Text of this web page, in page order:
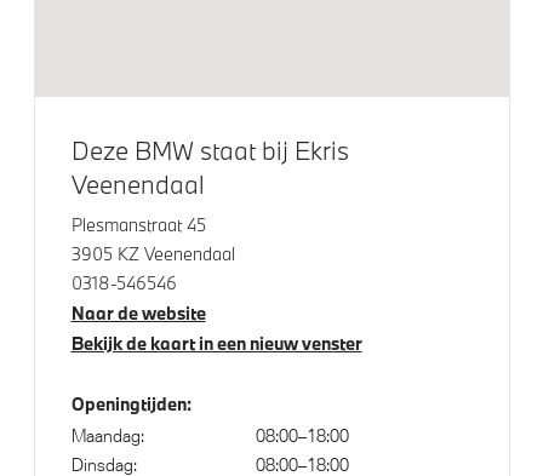
Parking Assistant
Parking assistant plus
Regen- en lichtsensor
Servotronic
Anti blokkeer systeem
Adaptief M onderstel
Deze BMW staat bij Ekris
Veenendaal
Plesmanstraat 45
3905 KZ Veenendaal
0318-546546
Naar de website
Bekijk de kaart in een nieuw venster
Openingtijden:
Maandag:
08:00–18:00
Dinsdag:
08:00–18:00